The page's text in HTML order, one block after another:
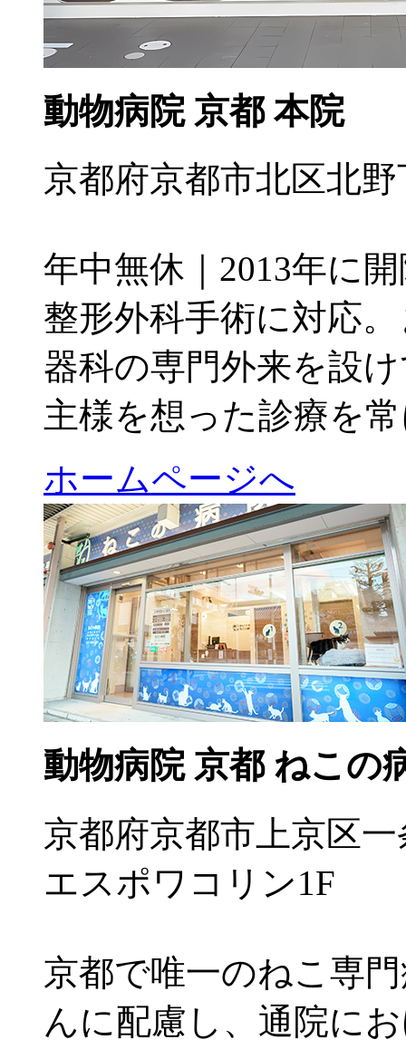
動物病院 京都 本院
京都府京都市北区北野
年中無休｜2013年に
整形外科手術に対応
器科の専門外来を設
主様を想った診療を
ホームページへ
動物病院 京都 ねこの
京都府京都市上京区
エスポワコリン1F
京都で唯一のねこ専
んに配慮し、通院に